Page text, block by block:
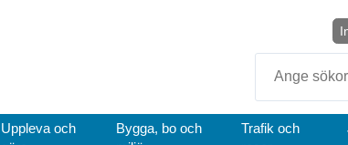
Uppleva och
Bygga, bo och
Trafik och